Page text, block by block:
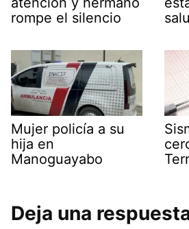
rompe el silencio
Mujer policía a su
hija en
Manoguayabo
Deja una